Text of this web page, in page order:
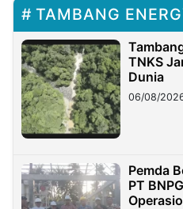
TAMBANG
TNKS
Dunia
06/08/
Pemda
PT